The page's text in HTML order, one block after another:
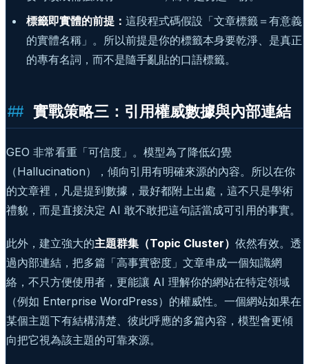
標籤即實體的前提： 這段程式碼假設「文章標籤＝有意義
的實體名稱」。所以前提是你的標籤本身要乾淨、是真正
的專有名詞，而不是隨手亂貼的口語標籤。
實戰策略三：引用權威數據與內部連結
GEO 非常看重「可信度」。模型為了降低幻覺
（Hallucination），傾向引用有明確來源的內容。所以在你
的文章裡，凡是提到數據，最好都附上出處，這不只是學術
禮貌，而是直接決定 AI 敢不敢把這句話當成可引用的事實。
此外，建立強大的主題群集（Topic Cluster） 依然有效。透
過內部連結，把多篇「高事實密度」文章串成一個知識網
絡，不只方便使用者，更能讓 AI 理解你的網站在特定領域
（例如 Enterprise WordPress）的權威性。一個網站如果在
某個主題下有結構清楚、彼此呼應的多篇內容，模型會更傾
向把它視為該主題的可靠來源。